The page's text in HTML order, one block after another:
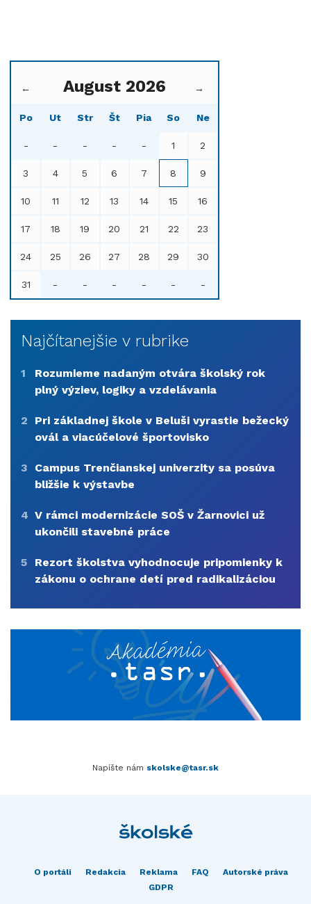
← August 2026 →
Po Ut Str Št Pia So Ne
- - - - - 1 2
3 4 5 6 7 8 9
10 11 12 13 14 15 16
17 18 19 20 21 22 23
24 25 26 27 28 29 30
31 - - - - - -
Najčítanejšie v rubrike
1
Rozumieme nadaným otvára školský rok
plný výziev, logiky a vzdelávania
2
Pri základnej škole v Beluši vyrastie bežecký
ovál a viacúčelové športovisko
3
Campus Trenčianskej univerzity sa posúva
bližšie k výstavbe
4 V rámci modernizácie SOŠ v Žarnovici už
ukončili stavebné práce
5
Rezort školstva vyhodnocuje pripomienky k
zákonu o ochrane detí pred radikalizáciou
Napíšte nám skolske@tasr.sk
O portáli Redakcia Reklama FAQ
Autorské práva
GDPR